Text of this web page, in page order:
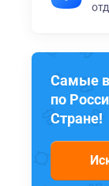
Самые
по
Стране!